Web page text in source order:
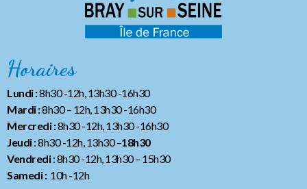
Horaires
Lundi :8h30 -12h, 13h30 -16h30
Mardi :8h30 – 12h, 13h30 -16h30
Mercredi :8h30 -12h, 13h30 -16h30
Jeudi: 8h30 -12h, 13h30 –18h30
Vendredi: 8h30 -12h, 13h30– 15h30
Samedi :10h -12h